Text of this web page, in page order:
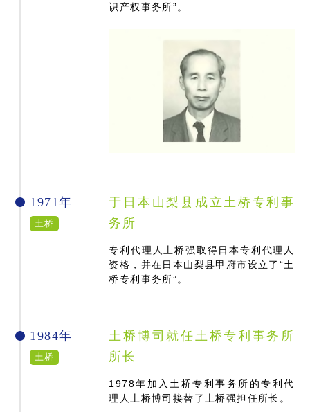
识产权事务所”。
1971年
土桥
于日本山梨县成立土桥专利事
务所
专利代理人土桥强取得日本专利代理人
资格，并在日本山梨县甲府市设立了“土
桥专利事务所”。
1984年
土桥
土桥博司就任土桥专利事务所
所长
1978年加入土桥专利事务所的专利代
理人土桥博司接替了土桥强担任所长。